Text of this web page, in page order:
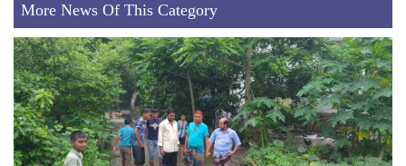
More News Of This Category